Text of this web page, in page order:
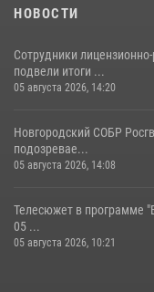
НОВОСТИ
Сотрудники
подвели итоги ...
05 августа 2026, 14:20
Новгородский СОБР
подозревае...
05 августа 2026, 14:08
Телесюжет в программе
05 ...
05 августа 2026, 10:21